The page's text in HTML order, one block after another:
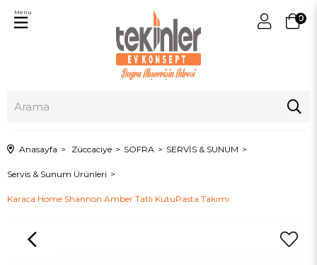
0
Menu
Anasayfa Züccaciye SOFRA SERVİS & SUNUM
Servis & Sunum Ürünleri
Karaca Home Shannon Amber Tatlı KutuPasta Takımı